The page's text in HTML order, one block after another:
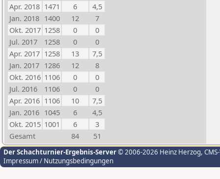
Apr. 2018 1471 6
4,5
Jan. 2018 1400 12
7
Okt. 2017 1258 0
0
Jul. 2017
1258 0
0
Apr. 2017 1258 13
7,5
Jan. 2017 1286 12
8
Okt. 2016 1106 0
0
Jul. 2016
1106 0
0
Apr. 2016 1106 10
7,5
Jan. 2016 1045 6
4,5
Okt. 2015 1001 6
3
Gesamt
84 51
Der Schachturnier-Ergebnis-Server© 2006-2026 Heinz Herzog,
Impressum / Nutzungsbedingungen